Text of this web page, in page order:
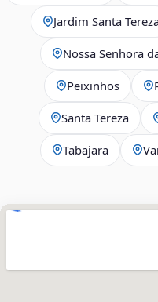
Jardim Santa Tereza
Nossa Senhora
Peixinhos
Santa Tereza
Tabajara